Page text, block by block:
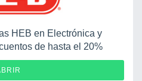
HEB en Electrónica y
de hasta el 20%